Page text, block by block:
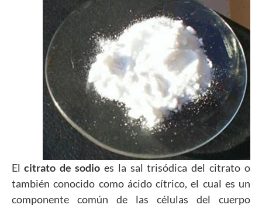
El citrato de sodio es la sal trisódica del citrato o
también conocido como ácido cítrico, el cual es un
componente común de las células del cuerpo